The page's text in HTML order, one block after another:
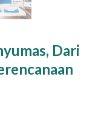
Dari